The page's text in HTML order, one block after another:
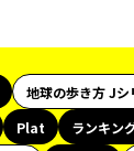
地球の歩き方 Jシ
Plat
ランキン